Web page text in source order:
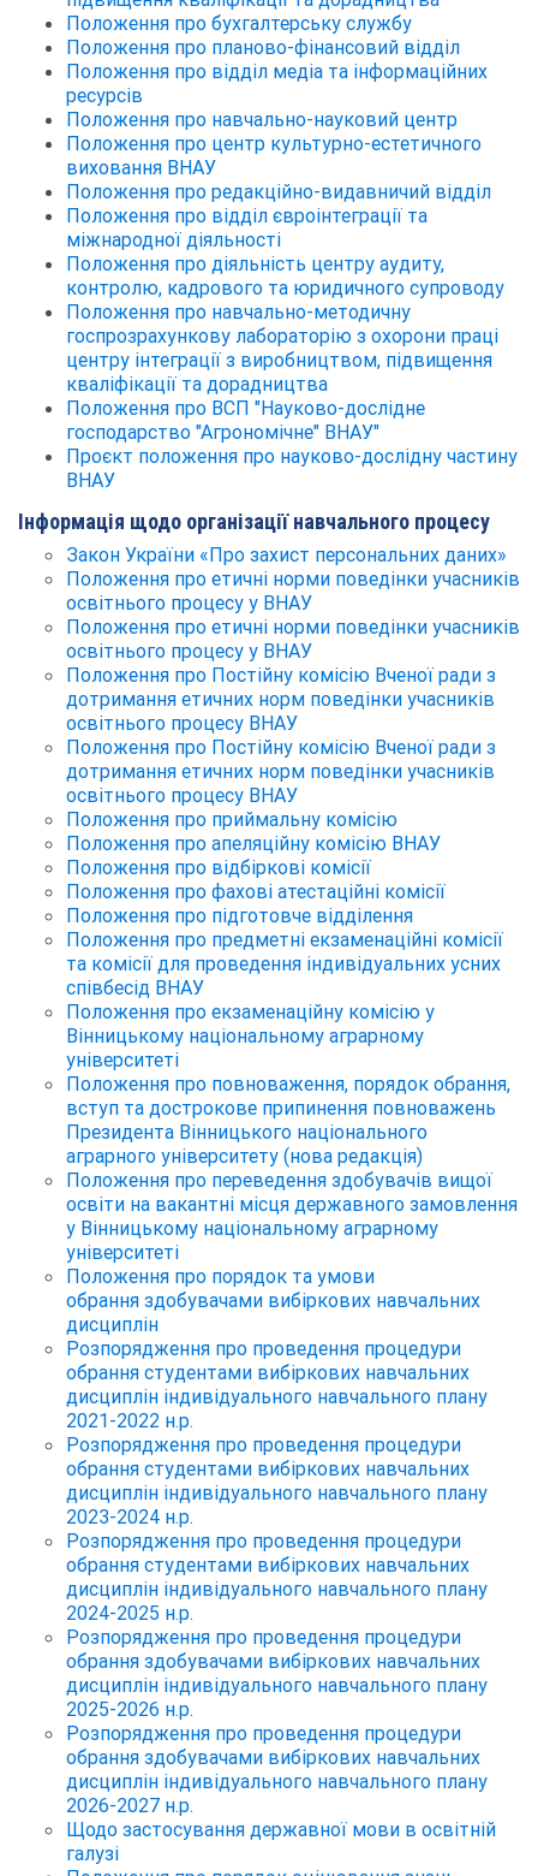
Положення про бухгалтерську службу
Положення про планово-фінансовий відділ
Положення про відділ медіа та інформаційних
ресурсів
Положення про навчально-науковий центр
Положення про центр культурно-естетичного
виховання ВНАУ
Положення про редакційно-видавничий відділ
Положення про відділ євроінтеграції та
міжнародної діяльності
Положення про діяльність центру аудиту,
контролю, кадрового та юридичного супроводу
Положення про навчально-методичну
госпрозрахункову лабораторію з охорони праці
центру інтеграції з виробництвом, підвищення
кваліфікації та дорадництва
Положення про ВСП "Науково-дослідне
господарство "Агрономічне" ВНАУ"
Проєкт положення про науково-дослідну частину
ВНАУ
Інформація щодо організації навчального процесу
Закон України «Про захист персональних даних»
Положення про етичні норми поведінки учасників
освітнього процесу у ВНАУ
Положення про етичні норми поведінки учасників
освітнього процесу у ВНАУ
Положення про Постійну комісію Вченої ради з
дотримання етичних норм поведінки учасників
освітнього процесу ВНАУ
Положення про Постійну комісію Вченої ради з
дотримання етичних норм поведінки учасників
освітнього процесу ВНАУ
Положення про приймальну комісію
Положення про апеляційну комісію ВНАУ
Положення про відбіркові комісії
Положення про фахові атестаційні комісії
Положення про підготовче відділення
Положення про предметні екзаменаційні комісії
та комісії для проведення індивідуальних усних
співбесід ВНАУ
Положення про екзаменаційну комісію у
Вінницькому національному аграрному
університеті
Положення про повноваження, порядок обрання,
вступ та дострокове припинення повноважень
Президента Вінницького національного
аграрного університету (нова редакція)
Положення про переведення здобувачів вищої
освіти на вакантні місця державного замовлення
у Вінницькому національному аграрному
університеті
Положення про порядок та умови
обрання здобувачами вибіркових навчальних
дисциплін
Розпорядження про проведення процедури
обрання студентами вибіркових навчальних
дисциплін індивідуального навчального плану
2021-2022 н.р.
Розпорядження про проведення процедури
обрання студентами вибіркових навчальних
дисциплін індивідуального навчального плану
2023-2024 н.р.
Розпорядження про проведення процедури
обрання студентами вибіркових навчальних
дисциплін індивідуального навчального плану
2024-2025 н.р.
Розпорядження про проведення процедури
обрання здобувачами вибіркових навчальних
дисциплін індивідуального навчального плану
2025-2026 н.р.
Розпорядження про проведення процедури
обрання здобувачами вибіркових навчальних
дисциплін індивідуального навчального плану
2026-2027 н.р.
Щодо застосування державної мови в освітній
галузі